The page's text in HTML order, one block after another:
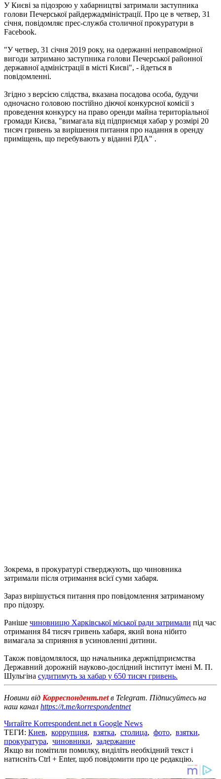
У Києві за підозрою у хабарництві затримали заступника
голови Печерської райдержадміністрації. Про це в четвер, 31
січня, повідомляє прес-служба столичної прокуратури в
Facebook.
"У четвер, 31 січня 2019 року, на одержанні неправомірної
вигоди затримано заступника голови Печерської районної
державної адміністрації в місті Києві", - йдеться в
повідомленні.
Згідно з версією слідства, вказана посадова особа, будучи
одночасно головою постійно діючої конкурсної комісії з
проведення конкурсу на право оренди майна територіальної
громади Києва, "вимагала від підприємця хабар у розмірі 20
тисяч гривень за вирішення питання про надання в оренду
приміщень, що перебувають у віданні РДА" .
Зокрема, в прокуратурі стверджують, що чиновника
затримали після отримання всієї суми хабаря.
Зараз вирішується питання про повідомлення затриманому
про підозру.
Раніше чиновницю Харківської міської ради затримали під час
отримання 84 тисяч гривень хабаря, який вона нібито
вимагала за сприяння в усиновленні дитини.
Також повідомлялося, що начальника держпідприємства
Державний дорожній науково-дослідний інститут імені М. П.
Шульгіна судитимуть за хабар у 650 тисяч гривень.
Новини від Корреспондент.netв Telegram. Підписуйтесь на
наш канал https://t.me/korrespondentnet
Читайте Korrespondent.net в Google News
ТЕГИ: Киев, коррупция, взятка, столица, фото, взятки,
прокуратура, чиновники, задержание
Якщо ви помітили помилку, виділіть необхідний текст і
натисніть Ctrl + Enter, щоб повідомити про це редакцію.